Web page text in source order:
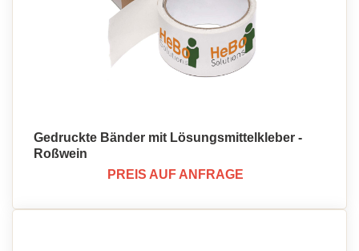
Gedruckte Bänder mit Lösungsmittelkleber -
Roßwein
PREIS AUF ANFRAGE